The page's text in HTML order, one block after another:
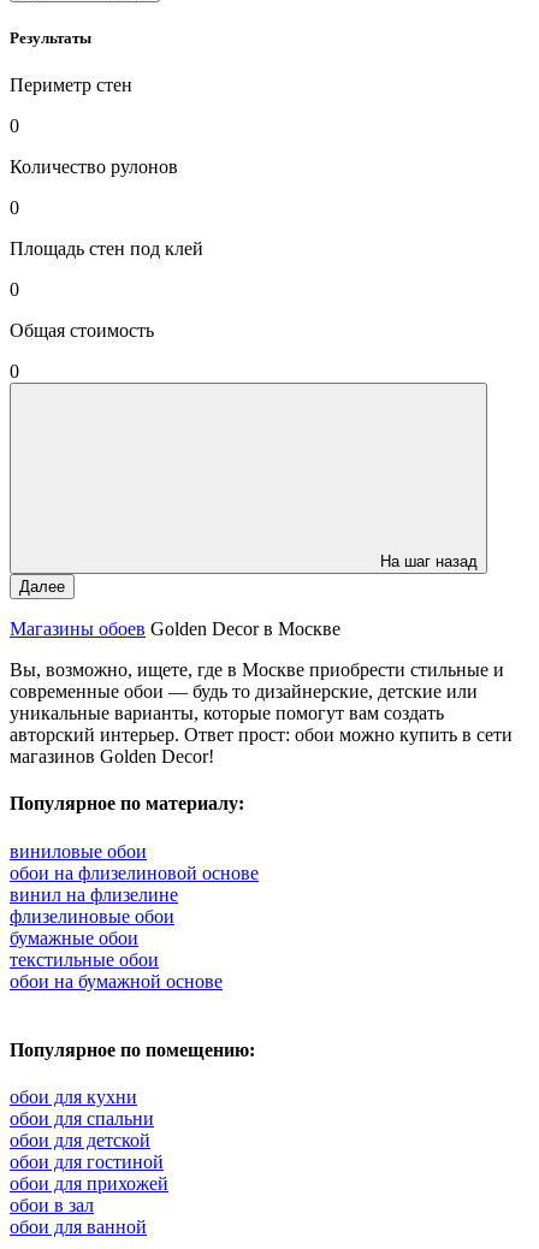
Результаты
Периметр стен
0
Количество рулонов
0
Площадь стен под клей
0
Общая стоимость
0
На шаг назад
Далее
Магазины обоев Golden Decor в Москве
Вы, возможно, ищете, где в Москве приобрести стильные и
современные обои — будь то дизайнерские, детские или
уникальные варианты, которые помогут вам создать
авторский интерьер. Ответ прост: обои можно купить в сети
магазинов Golden Decor!
Популярное по материалу:
виниловые обои
обои на флизелиновой основе
винил на флизелине
флизелиновые обои
бумажные обои
текстильные обои
обои на бумажной основе
Популярное по помещению:
обои для кухни
обои для спальни
обои для детской
обои для гостиной
обои для прихожей
обои в зал
обои для ванной